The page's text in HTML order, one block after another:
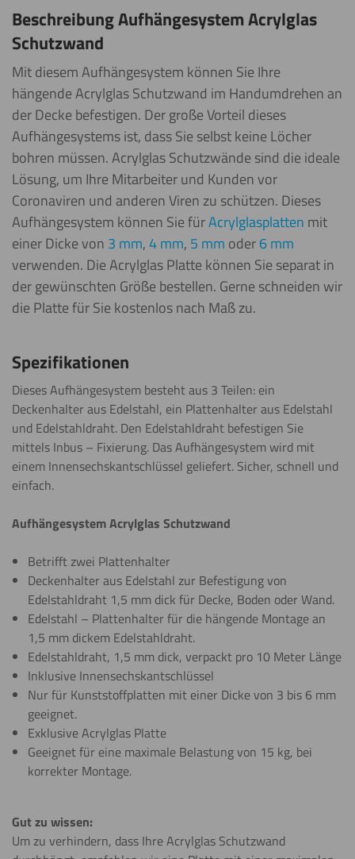
Beschreibung Aufhängesystem Acrylglas
Schutzwand
Mit diesem Aufhängesystem können Sie Ihre
hängende Acrylglas Schutzwand im Handumdrehen an
der Decke befestigen. Der große Vorteil dieses
Aufhängesystems ist, dass Sie selbst keine Löcher
bohren müssen. Acrylglas Schutzwände sind die ideale
Lösung, um Ihre Mitarbeiter und Kunden vor
Coronaviren und anderen Viren zu schützen. Dieses
Aufhängesystem können Sie fürAcrylglasplatten mit
einer Dicke von 3 mm,4 mm, 5 mm oder6 mm
verwenden. Die Acrylglas Platte können Sie separat in
der gewünschten Größe bestellen. Gerne schneiden wir
die Platte für Sie kostenlos nach Maß zu.
Spezifikationen
Dieses Aufhängesystem besteht aus 3 Teilen: ein
Deckenhalter aus Edelstahl, ein Plattenhalter aus Edelstahl
und Edelstahldraht. Den Edelstahldraht befestigen Sie
mittels Inbus – Fixierung. Das Aufhängesystem wird mit
einem Innensechskantschlüssel geliefert. Sicher, schnell und
einfach.
Aufhängesystem Acrylglas Schutzwand
Betrifft zwei Plattenhalter
Deckenhalter aus Edelstahl zur Befestigung von
Edelstahldraht 1,5 mm dick für Decke, Boden oder Wand.
Edelstahl – Plattenhalter für die hängende Montage an
1,5 mm dickem Edelstahldraht.
Edelstahldraht, 1,5 mm dick, verpackt pro 10 Meter Länge
Inklusive Innensechskantschlüssel
Nur für Kunststoffplatten mit einer Dicke von 3 bis 6 mm
geeignet.
Exklusive Acrylglas Platte
Geeignet für eine maximale Belastung von 15 kg, bei
korrekter Montage.
Gut zu wissen:
Um zu verhindern, dass Ihre Acrylglas Schutzwand